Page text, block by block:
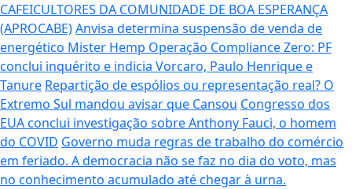
CAFEICULTORES DA COMUNIDADE DE BOA ESPERANÇA
(APROCABE)Anvisa determina suspensão de venda de
energético Mister Hemp Operação Compliance Zero: PF
conclui inquérito e indicia Vorcaro, Paulo Henrique e
Tanure Repartição de espólios ou representação real? O
Extremo Sul mandou avisar que Cansou Congresso dos
EUA conclui investigação sobre Anthony Fauci, o homem
do COVID Governo muda regras de trabalho do comércio
em feriado. A democracia não se faz no dia do voto, mas
no conhecimento acumulado até chegar à urna.